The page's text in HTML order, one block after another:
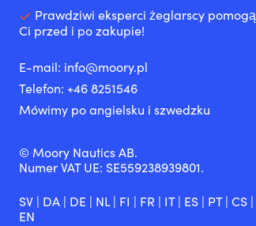
Prawdziwi eksperci żeglarscy pomogą
Ci przed i po zakupie!
E-mail: info@moory.pl
Telefon: +46 8251546
Mówimy po angielsku i szwedzku
© Moory Nautics AB.
Numer VAT UE: SE559238939801.
SV | DA | DE | NL| FI | FR | IT| ES | PT| CS |
EN